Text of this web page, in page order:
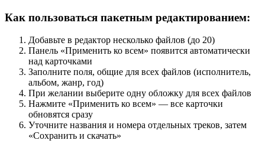
Как пользоваться пакетным редактированием:
Добавьте в редактор несколько файлов (до 20)
Панель «Применить ко всем» появится автоматически
над карточками
Заполните поля, общие для всех файлов (исполнитель,
альбом, жанр, год)
При желании выберите одну обложку для всех файлов
Нажмите «Применить ко всем» — все карточки
обновятся сразу
Уточните названия и номера отдельных треков, затем
«Сохранить и скачать»